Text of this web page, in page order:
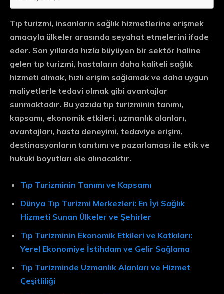
Tıp turizmi, insanların sağlık hizmetlerine erişmek
amacıyla ülkeler arasında seyahat etmelerini ifade
eder. Son yıllarda hızla büyüyen bir sektör haline
gelen tıp turizmi, hastaların daha kaliteli sağlık
hizmeti almak, hızlı erişim sağlamak ve daha uygun
maliyetlerle tedavi olmak gibi avantajlar
sunmaktadır. Bu yazıda tıp turizminin tanımı,
kapsamı, ekonomik etkileri, uzmanlık alanları,
avantajları, hasta deneyimi, tedaviye erişim,
destinasyonların tanıtımı ve pazarlaması ile etik ve
hukuki boyutları ele alınacaktır.
Tıp Turizminin Tanımı ve Kapsamı
Dünya Tıp Turizmi Merkezleri: En İyi Sağlık
Hizmeti Sunan Ülkeler ve Şehirler
Tıp Turizminin Ekonomik Etkileri ve Katkıları:
Yerel Ekonomiye İstihdam ve Gelir Sağlama
Tıp Turizminde Uzmanlık Alanları ve Hizmet
Çeşitliliği